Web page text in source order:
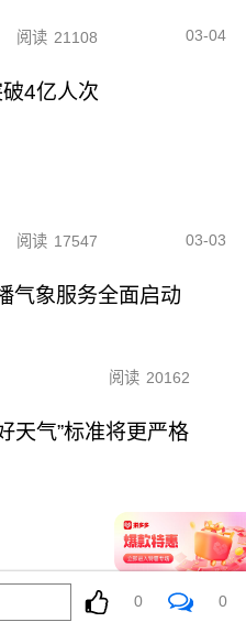
阅读 21108 03-04
4亿人次
阅读 17547 03-03
气象服务全面启动
阅读 20162
天气”标准将更严格
阅读 25477
0 0